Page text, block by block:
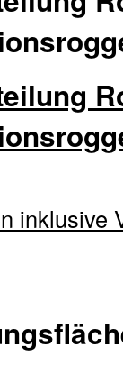
inklusive